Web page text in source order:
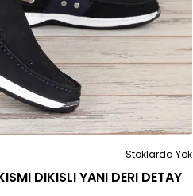
Stoklarda Yok
DIKISLI YANI DERI DETAY